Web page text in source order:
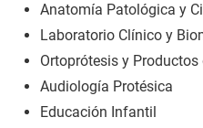
Anatomía Patológica y
Laboratorio Clínico y
Ortoprótesis y Productos
Audiología Protésica
Educación Infantil